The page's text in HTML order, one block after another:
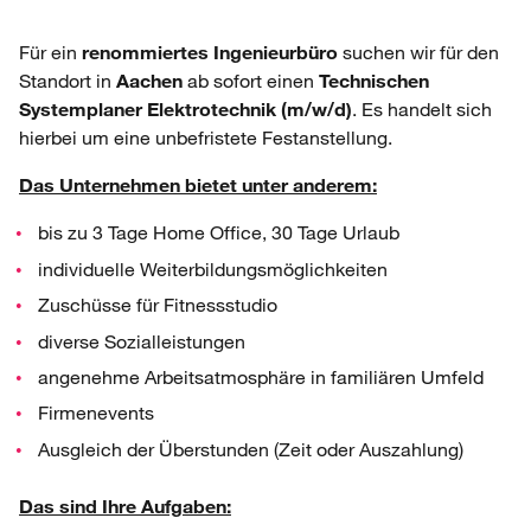
Für ein renommiertes Ingenieurbüro suchen wir für den
Standort in Aachen ab sofort einen Technischen
SystemplanerElektrotechnik (m/w/d). Es handelt sich
hierbei um eine unbefristete Festanstellung.
Das Unternehmen bietet unter anderem:
bis zu 3 Tage Home Office, 30 Tage Urlaub
individuelle Weiterbildungsmöglichkeiten
Zuschüsse für Fitnessstudio
diverse Sozialleistungen
angenehme Arbeitsatmosphäre in familiären Umfeld
Firmenevents
Ausgleich der Überstunden (Zeit oder Auszahlung)
Das sind Ihre Aufgaben: